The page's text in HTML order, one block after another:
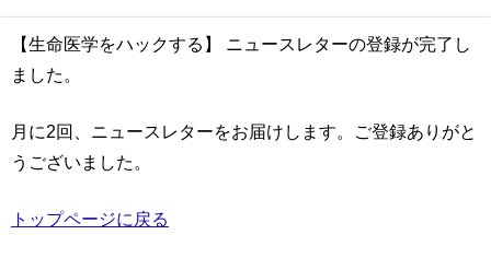
【生命医学をハックする】 ニュースレターの登録が完了し
ました。
月に2回、ニュースレターをお届けします。ご登録ありがと
うございました。
トップページに戻る